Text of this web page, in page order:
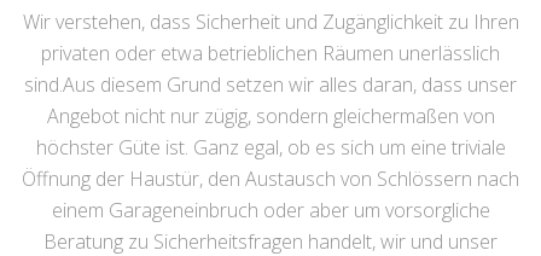
Wir verstehen, dass Sicherheit und Zugänglichkeit zu Ihren
privaten oder etwa betrieblichen Räumen unerlässlich
sind.Aus diesem Grund setzen wir alles daran, dass unser
Angebot nicht nur zügig, sondern gleichermaßen von
höchster Güte ist. Ganz egal, ob es sich um eine triviale
Öffnung der Haustür, den Austausch von Schlössern nach
einem Garageneinbruch oder aber um vorsorgliche
Beratung zu Sicherheitsfragen handelt, wir und unser